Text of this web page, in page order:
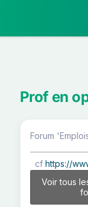
Prof en
Forum
cf https://
Voir tous